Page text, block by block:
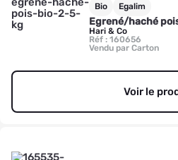
Bio Egalim
Egrené/haché
Hari & Co
Réf : 160656
Vendu par Carton
Voir le